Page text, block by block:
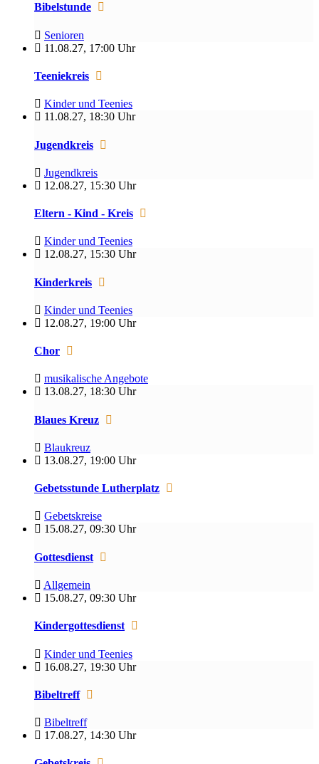
Bibelstunde
Senioren
11.08.27, 17:00 Uhr
Teeniekreis
Kinder und Teenies
11.08.27, 18:30 Uhr
Jugendkreis
Jugendkreis
12.08.27, 15:30 Uhr
Eltern - Kind - Kreis
Kinder und Teenies
12.08.27, 15:30 Uhr
Kinderkreis
Kinder und Teenies
12.08.27, 19:00 Uhr
Chor
musikalische Angebote
13.08.27, 18:30 Uhr
Blaues Kreuz
Blaukreuz
13.08.27, 19:00 Uhr
Gebetsstunde Lutherplatz
Gebetskreise
15.08.27, 09:30 Uhr
Gottesdienst
Allgemein
15.08.27, 09:30 Uhr
Kindergottesdienst
Kinder und Teenies
16.08.27, 19:30 Uhr
Bibeltreff
Bibeltreff
17.08.27, 14:30 Uhr